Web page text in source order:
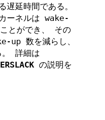
遅延時間である。
ーネルは wake-
とができ、 その
up 数を減らし、
。 詳細は
の説明を